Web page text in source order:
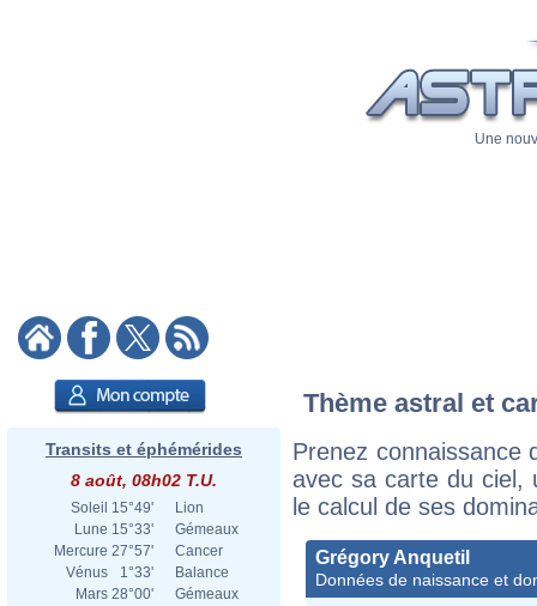
Une
Transits et éphémérides
8 août, 08h02 T.U.
Soleil 15°49'
Lion
Lune 15°33'
Gémeaux
Mercure 27°57'
Cancer
Vénus
1°33'
Balance
Mars 28°00'
Gémeaux
Thème astral et
Prenez connaissance
avec sa carte du ciel,
le calcul de ses
Grégory Anquetil
Données de naissance et